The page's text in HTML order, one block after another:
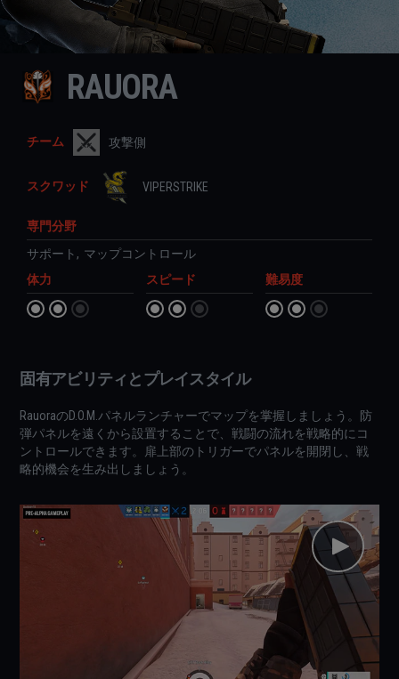
RAUORA
チーム 攻撃側
スクワッド VIPERSTRIKE
専門分野
サポート , マップコントロール
体力
スピード 難易度
固有アビリティとプレイスタイル
RauoraのD.O.M.パネルランチャーでマップを掌握しましょう。防
弾パネルを遠くから設置することで、戦闘の流れを戦略的にコ
ントロールできます。扉上部のトリガーでパネルを開閉し、戦
略的機会を生み出しましょう。